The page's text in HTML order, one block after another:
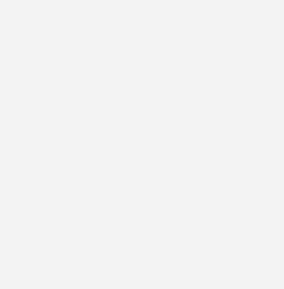
mit dem PV
Sie regelmäßig von uns
und Neuigkeiten, gebündelt und